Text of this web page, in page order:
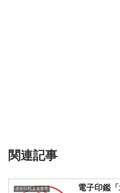
関連記事
きから始まる名字
電子印鑑